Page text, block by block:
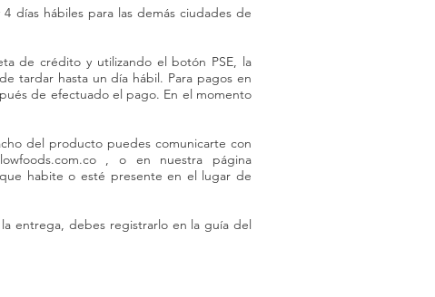
días hábiles para las demás ciudades de
de crédito y utilizando el botón PSE, la
tardar hasta un día hábil. Para pagos en
de efectuado el pago. En el momento
del producto puedes comunicarte con
, o en nuestra página
habite o esté presente en el lugar de
entrega, debes registrarlo en la guía del